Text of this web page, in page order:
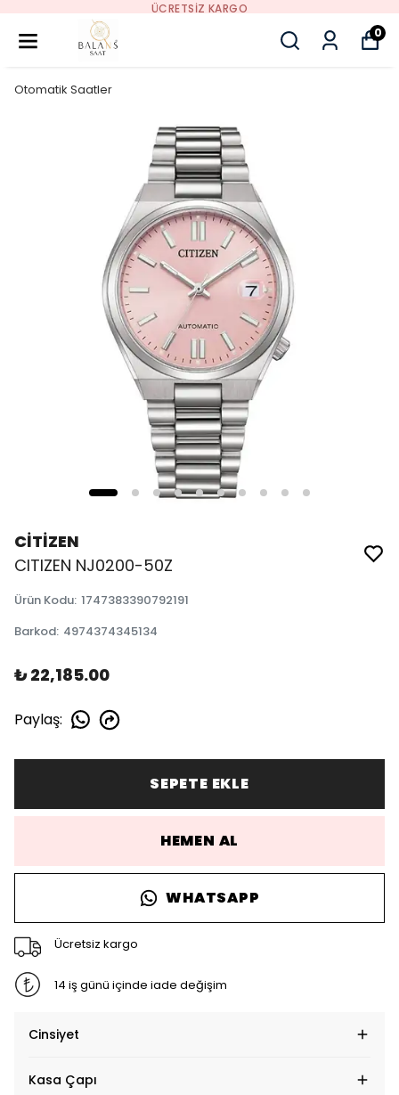
ÜCRETSIZ KARGO
0
Otomatik Saatler
CİTİZEN
CITIZEN NJ0200-50Z
Ürün Kodu: 1747383390792191
Barkod: 4974374345134
₺ 22,185.00
Paylaş:
SEPETE EKLE
HEMEN AL
WHATSAPP
Ücretsiz kargo
14 iş günü içinde iade değişim
Cinsiyet
Kasa Çapı